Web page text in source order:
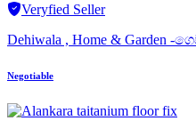
Veryfied Seller
Dehiwala , Home & Garden
Negotiable